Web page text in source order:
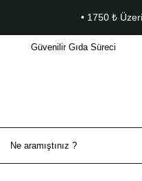
• 1750 ₺
Güvenilir Gıda Süreci